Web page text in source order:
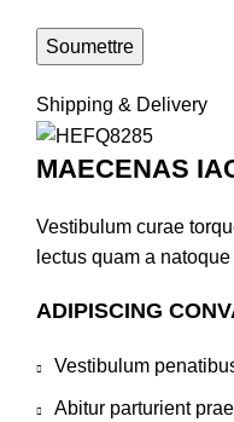
Shipping & Delivery
MAECENAS
Vestibulum curae
lectus quam a
ADIPISCING
Vestibulum
Abitur parturient